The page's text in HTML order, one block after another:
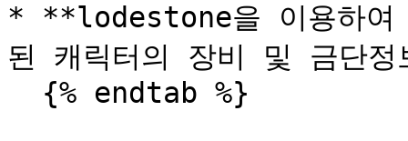
* **lodestone을 이용하
된 캐릭터의 장비 및 금단정